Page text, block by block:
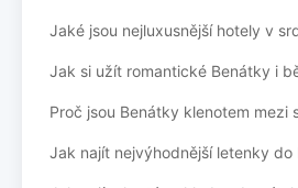
Jaké jsou nejluxusnější hotely v
Jak si užít romantické Benátky i
Proč jsou Benátky klenotem mezi
Jak najít nejvýhodnější letenky do